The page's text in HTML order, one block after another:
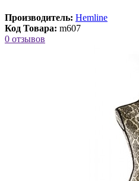
Производитель: Hemline
Код Товара: m607
0 отзывов